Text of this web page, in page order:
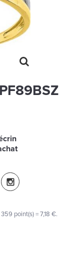
point(s) =7,18 €.